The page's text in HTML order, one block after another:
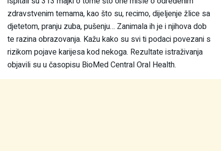
zdravstvenim temama, kao što su, recimo, dijeljenje žlice sa
djetetom, pranju zuba, pušenju… Zanimala ih je i njihova dob
te razina obrazovanja. Kažu kako su svi ti podaci povezani s
rizikom pojave karijesa kod nekoga. Rezultate istraživanja
objavili su u časopisu BioMed Central Oral Health.